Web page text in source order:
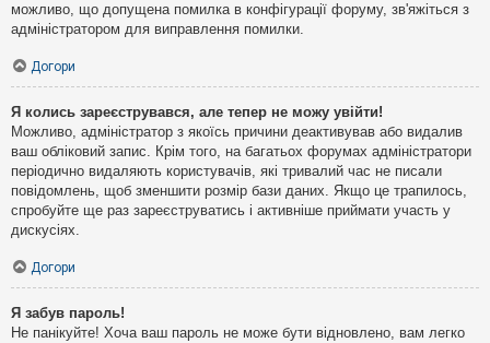
можливо, що допущена помилка в конфігурації форуму, зв'яжіться з
адміністратором для виправлення помилки.
Догори
Я колись зареєструвався, але тепер не можу увійти!
Можливо, адміністратор з якоїсь причини деактивував або видалив
ваш обліковий запис. Крім того, на багатьох форумах адміністратори
періодично видаляють користувачів, які тривалий час не писали
повідомлень, щоб зменшити розмір бази даних. Якщо це трапилось,
спробуйте ще раз зареєструватись і активніше приймати участь у
дискусіях.
Догори
Я забув пароль!
Не панікуйте! Хоча ваш пароль не може бути відновлено, вам легко